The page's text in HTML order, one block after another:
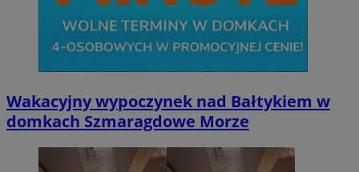
Wakacyjny wypoczynek nad Bałtykiem w
domkach Szmaragdowe Morze